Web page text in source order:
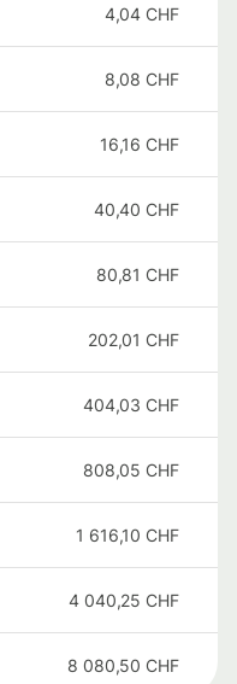
4,04 CHF
8,08 CHF
16,16 CHF
40,40 CHF
80,81 CHF
202,01 CHF
404,03 CHF
808,05 CHF
1 616,10 CHF
4 040,25 CHF
8 080,50 CHF